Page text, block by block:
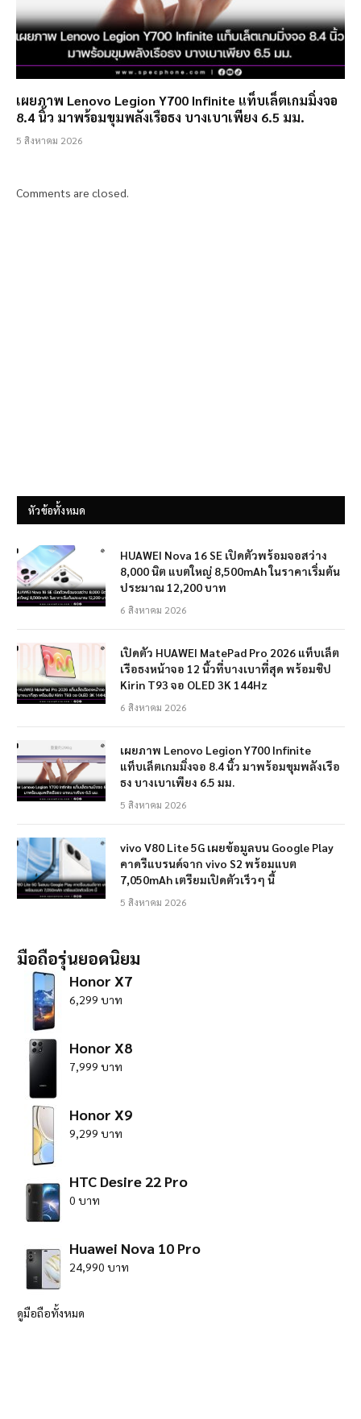
เผยภาพ Lenovo Legion Y700 Infinite แท็บเล็ตเกมมิ่งจอ
8.4 นิ้ว มาพร้อมขุมพลังเรือธง บางเบาเพียง 6.5 มม.
5 สิงหาคม 2026
Comments are closed.
หัวข้อทั้งหมด
HUAWEI Nova 16 SE เปิดตัวพร้อมจอสว่าง
8,000 นิต แบตใหญ่ 8,500mAh ในราคาเริ่มต้น
ประมาณ 12,200 บาท
6 สิงหาคม 2026
เปิดตัว HUAWEI MatePad Pro 2026 แท็บเล็ต
เรือธงหน้าจอ 12 นิ้วที่บางเบาที่สุด พร้อมชิป
Kirin T93 จอ OLED 3K 144Hz
6 สิงหาคม 2026
เผยภาพ Lenovo Legion Y700 Infinite
แท็บเล็ตเกมมิ่งจอ 8.4 นิ้ว มาพร้อมขุมพลังเรือ
ธง บางเบาเพียง 6.5 มม.
5 สิงหาคม 2026
vivo V80 Lite 5G เผยข้อมูลบน Google Play
คาดรีแบรนด์จาก vivo S2 พร้อมแบต
7,050mAh เตรียมเปิดตัวเร็วๆ นี้
5 สิงหาคม 2026
มือถือรุ่นยอดนิยม
Honor X7
6,299 บาท
Honor X8
7,999 บาท
Honor X9
9,299 บาท
HTC Desire 22 Pro
0 บาท
Huawei Nova 10 Pro
24,990 บาท
ดูมือถือทั้งหมด